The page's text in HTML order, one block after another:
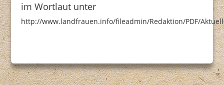
im Wortlaut unter
http://www.landfrauen.info/fileadmin/Redaktion/PDF/